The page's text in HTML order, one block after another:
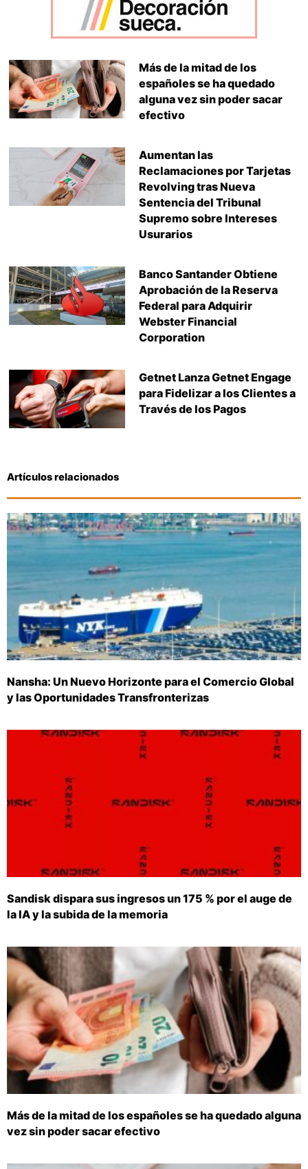
Más de la mitad de los
españoles se ha quedado
alguna vez sin poder sacar
efectivo
Aumentan las
Reclamaciones por Tarjetas
Revolving tras Nueva
Sentencia del Tribunal
Supremo sobre Intereses
Usurarios
Banco Santander Obtiene
Aprobación de la Reserva
Federal para Adquirir
Webster Financial
Corporation
Getnet Lanza Getnet Engage
para Fidelizar a los Clientes a
Través de los Pagos
Artículos relacionados
Nansha: Un Nuevo Horizonte para el Comercio Global
y las Oportunidades Transfronterizas
Sandisk dispara sus ingresos un 175 % por el auge de
la IA y la subida de la memoria
Más de la mitad de los españoles se ha quedado alguna
vez sin poder sacar efectivo